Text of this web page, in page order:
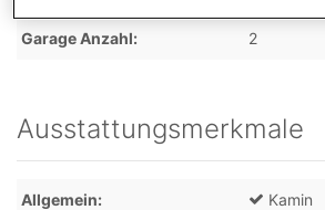
Garage Anzahl 2
Ausstattungsmerkmale
Allgemein Kamin